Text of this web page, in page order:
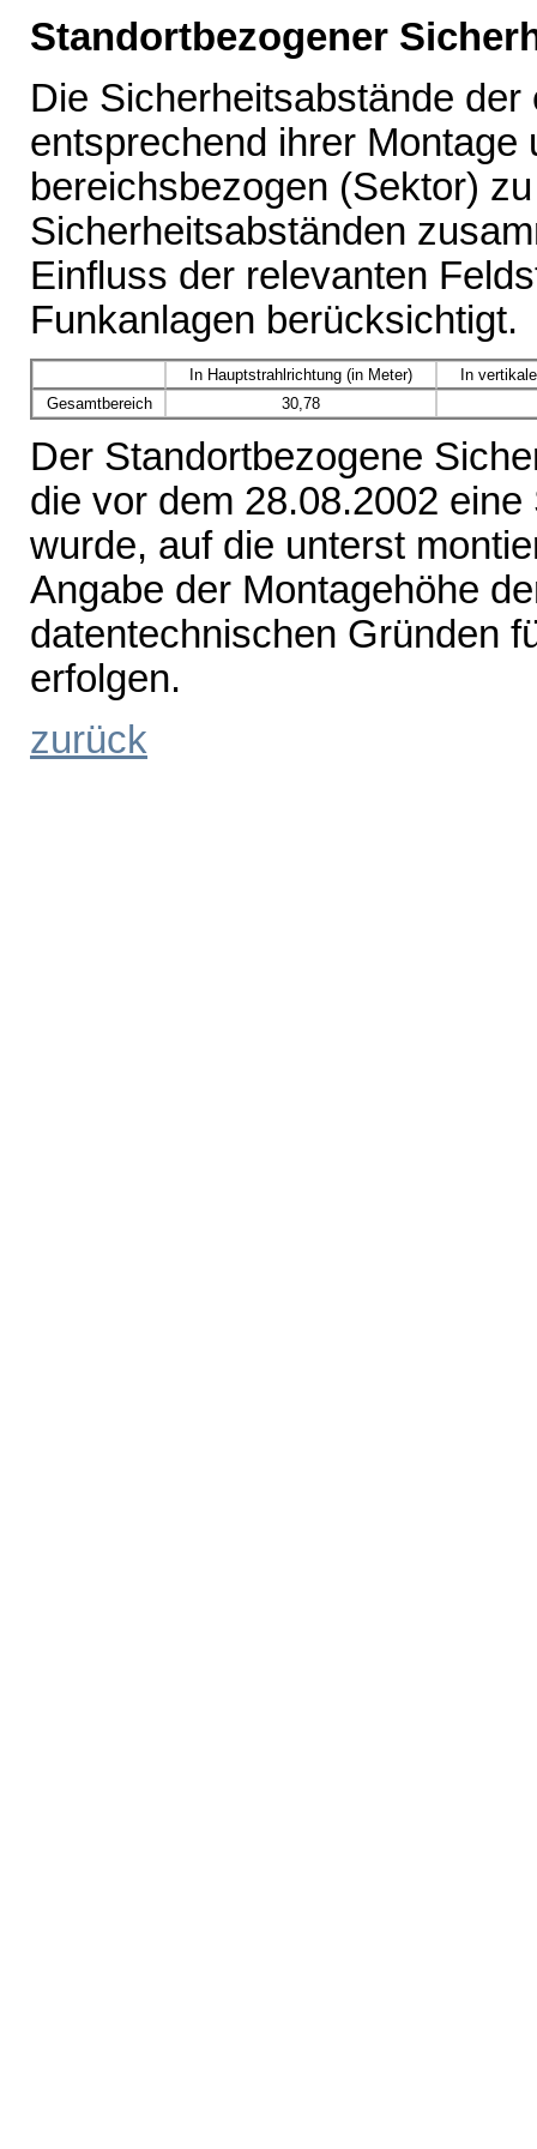
Standortbezogener
Die Sicherheitsabstände
entsprechend ihrer Montage
bereichsbezogen (Sektor)
Sicherheitsabständen
Einfluss der relevanten
Funkanlagen berücksichtigt.
In Hauptstrahlrichtung (in Meter)
In
Gesamtbereich
30,78
Der Standortbezogene
die vor dem 28.08.2002
wurde, auf die unterst
Angabe der Montagehöhe
datentechnischen Gründen
erfolgen.
zurück